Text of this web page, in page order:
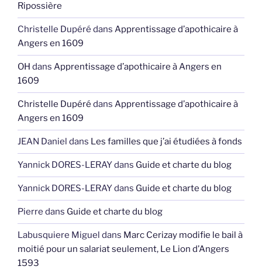
Ripossière
Christelle Dupéré dans Apprentissage d’apothicaire à
Angers en 1609
OH dans Apprentissage d’apothicaire à Angers en
1609
Christelle Dupéré dans Apprentissage d’apothicaire à
Angers en 1609
JEAN Daniel dans Les familles que j’ai étudiées à fonds
Yannick DORES-LERAYdans Guide et charte du blog
Yannick DORES-LERAYdans Guide et charte du blog
Pierre dans Guide et charte du blog
Labusquiere Miguel dans Marc Cerizay modifie le bail à
moitié pour un salariat seulement, Le Lion d’Angers
1593